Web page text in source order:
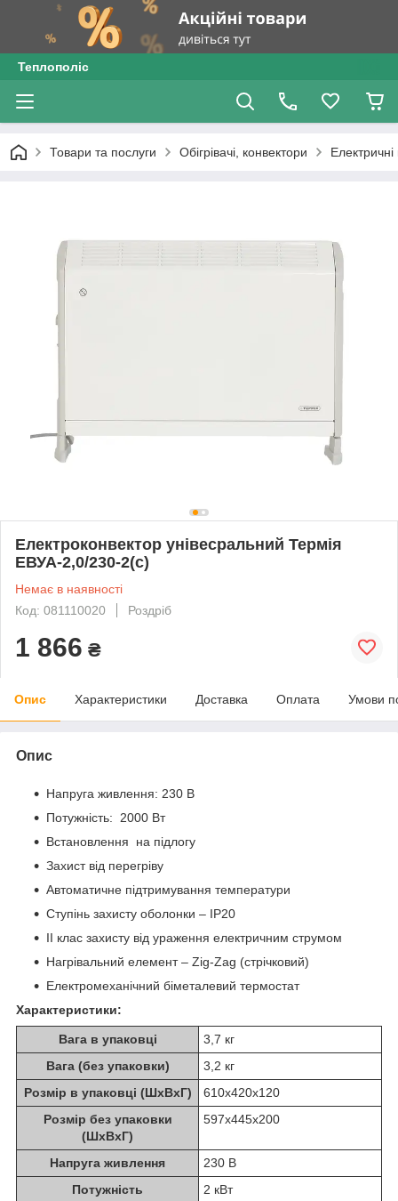
Теплополіс
Товари та послуги Обігрівачі, конвектори
Електроконвектор унівесральний Термія
ЕВУА-2,0/230-2(с)
Немає в наявності
Код: 081110020
Роздріб
1 866 ₴
Опис Характеристики Доставка Оплата Умови
Опис
Напруга живлення: 230 В
Потужність: 2000 Вт
Встановлення на підлогу
Захист від перегріву
Автоматичне підтримування температури
Ступінь захисту оболонки – IР20
ІІ клас захисту від ураження електричним струмом
Нагрівальний елемент – Zig-Zag (стрічковий)
Електромеханічний біметалевий термостат
Характеристики:
Вага в упаковці
3,7 кг
Вага (без упаковки)
3,2 кг
Розмір в упаковці (ШхВхГ)
610х420х120
Розмір без упаковки
(ШхВхГ)
597х445х200
Напруга живлення
230 В
Потужність
2 кВт